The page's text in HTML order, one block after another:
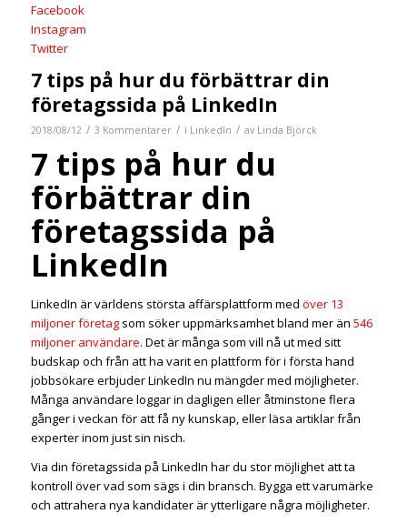
Facebook
Instagram
Twitter
7 tips på hur du förbättrar din
företagssida på LinkedIn
2018/08/12 / 3 Kommentarer / i LinkedIn / av Linda Björck
7 tips på hur du
förbättrar din
företagssida på
LinkedIn
LinkedIn är världens största affärsplattform med över 13
miljoner företagsom söker uppmärksamhet bland mer än 546
miljoner användare. Det är många som vill nå ut med sitt
budskap och från att ha varit en plattform för i första hand
jobbsökare erbjuder LinkedIn nu mängder med möjligheter.
Många användare loggar in dagligen eller åtminstone flera
gånger i veckan för att få ny kunskap, eller läsa artiklar från
experter inom just sin nisch.
Via din företagssida på LinkedIn har du stor möjlighet att ta
kontroll över vad som sägs i din bransch. Bygga ett varumärke
och attrahera nya kandidater är ytterligare några möjligheter.